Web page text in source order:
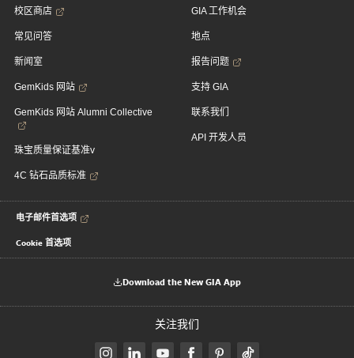
校区商店
常见问答
新闻室
GemKids 网站
GemKids 网站 Alumni Collective
珠宝质量保证基准v
4C 钻石品质标准
GIA 工作机会
地点
报告问题
支持 GIA
联系我们
API 开发人员
电子邮件首选项
Cookie 首选项
Download the New GIA App
关注我们